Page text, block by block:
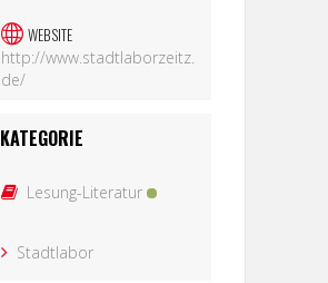
WEBSITE
http://www.stadtlaborzeitz.
de/
KATEGORIE
Lesung-Literatur
Stadtlabor